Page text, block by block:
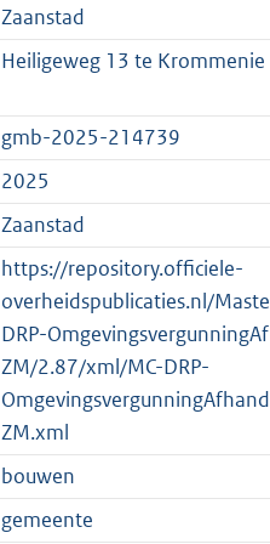
o
o
t
e
:
2
K
b
r
o
t
t
e
:
2
K
b
Zaanstad
Heiligeweg 13 te Krommenie
gmb-2025-214739
2025
Zaanstad
https://repository.officiele-
overheidspublicaties.nl/
DRP-
ZM/2.87/xml/MC-DRP-
ZM.xml
bouwen
gemeente